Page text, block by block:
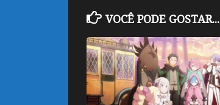
VOCÊ PODE GOSTAR...